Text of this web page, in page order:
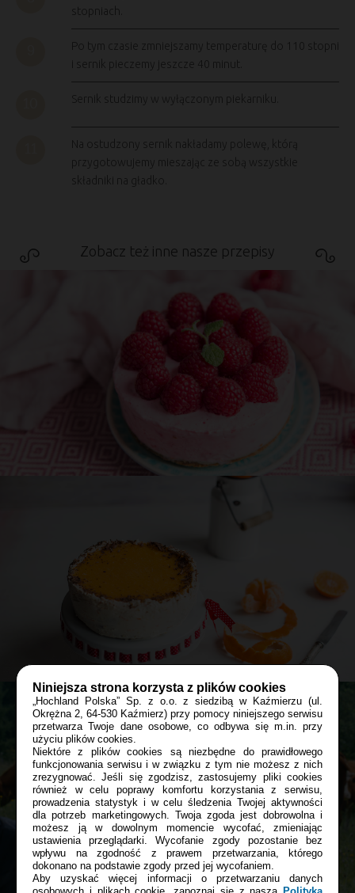
stopniach.
Po tym czasie zmniejszamy temperaturę do 110 stopni
i sernik pieczemy jeszcze 40 minut.
Sernik studzimy w wyłączonym piekarniku.
Na ostudzony sernik nakładamy polewę, którą
przygotowujemy mieszając ze sobą wszystkie
składniki na gładko.
Zobacz też inne nasze przepisy
Sernik malinowy z serka Almette
jogurtowego
PRZYJĘCIE
Przepis Asi
Sernik mandarynkowy pieczony w kąpieli
wodnej
180 min
DESER PRZYJĘCIE GRUDZIEŃ
Bądź z nami blisko tam, gdzie tego
chcesz:
Facebook
Instagram
Niniejsza strona korzysta z plików cookies
„Hochland Polska” Sp. z o.o. z siedzibą w Kaźmierzu (ul.
Okrężna 2, 64-530 Kaźmierz) przy pomocy niniejszego serwisu
przetwarza Twoje dane osobowe, co odbywa się m.in. przy
użyciu plików cookies.
Niektóre z plików cookies są niezbędne do prawidłowego
funkcjonowania serwisu i w związku z tym nie możesz z nich
zrezygnować. Jeśli się zgodzisz, zastosujemy pliki cookies
również w celu poprawy komfortu korzystania z serwisu,
prowadzenia statystyk i w celu śledzenia Twojej aktywności
dla potrzeb marketingowych. Twoja zgoda jest dobrowolna i
możesz ją w dowolnym momencie wycofać, zmieniając
ustawienia przeglądarki. Wycofanie zgody pozostanie bez
wpływu na zgodność z prawem przetwarzania, którego
dokonano na podstawie zgody przed jej wycofaniem.
Aby uzyskać więcej informacji o przetwarzaniu danych